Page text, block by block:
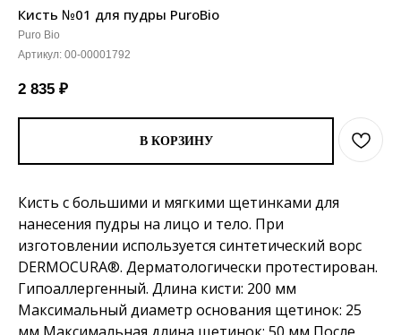
Кисть №01 для пудры PuroBio
Puro Bio
Артикул: 00-00001792
2 835 ₽
В КОРЗИНУ
Кисть с большими и мягкими щетинками для
нанесения пудры на лицо и тело. При
изготовлении используется синтетический ворс
DERMOCURA®. Дерматологически протестирован.
Гипоаллергенный. Длина кисти: 200 мм
Максимальный диаметр основания щетинок: 25